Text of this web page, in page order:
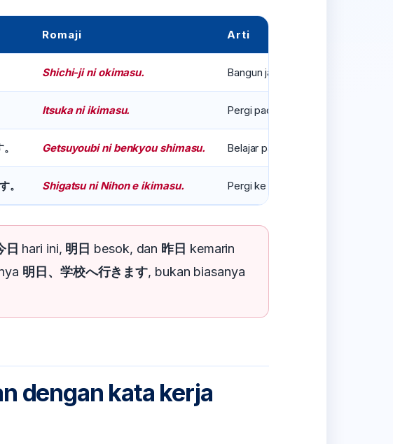
Romaji Arti
Shichi-ji ni okimasu. Bangun jam 7.
Itsuka ni ikimasu. Pergi pada tanggal 5.
Getsuyoubi ni benkyou shimasu. Belajar pada hari Senin.
。 Shigatsu ni Nihon e ikimasu. Pergi ke Jepang pada bulan April.
日 hari ini, 明日 besok, dan 昨日 kemarin
明日、学校へ行きます, bukan biasanya
dengan kata kerja